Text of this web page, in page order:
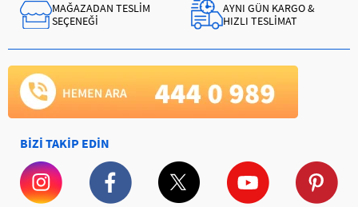
MAĞAZADAN TESLİM
SEÇENEĞİ
AYNI GÜN KARGO &
HIZLI TESLİMAT
BİZİ TAKİP EDİN